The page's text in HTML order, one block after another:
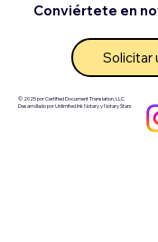
© 2025 por Certified Document Translation, LLC
Desarrollado por Unlimited Ink Notary y Notary Stars
Conviértete en
Solicitar